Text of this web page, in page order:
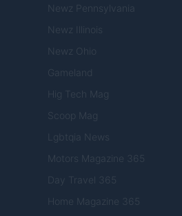
Newz Pennsylvania
Newz Illinois
Newz Ohio
Gameland
Hig Tech Mag
Scoop Mag
Lgbtqia News
Motors Magazine 365
Day Travel 365
Home Magazine 365